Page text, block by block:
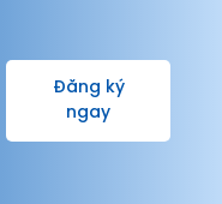
Đăng ký
ngay